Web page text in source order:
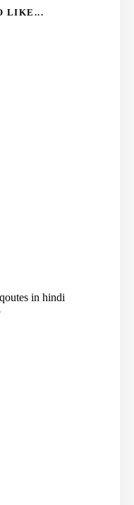
LIKE...
in hindi